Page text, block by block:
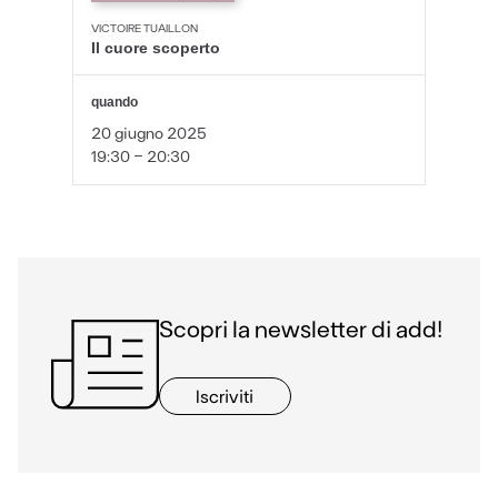
VICTOIRE TUAILLON
Il cuore scoperto
quando
20 giugno 2025
19:30 - 20:30
Scopri la newsletter di add!
Iscriviti